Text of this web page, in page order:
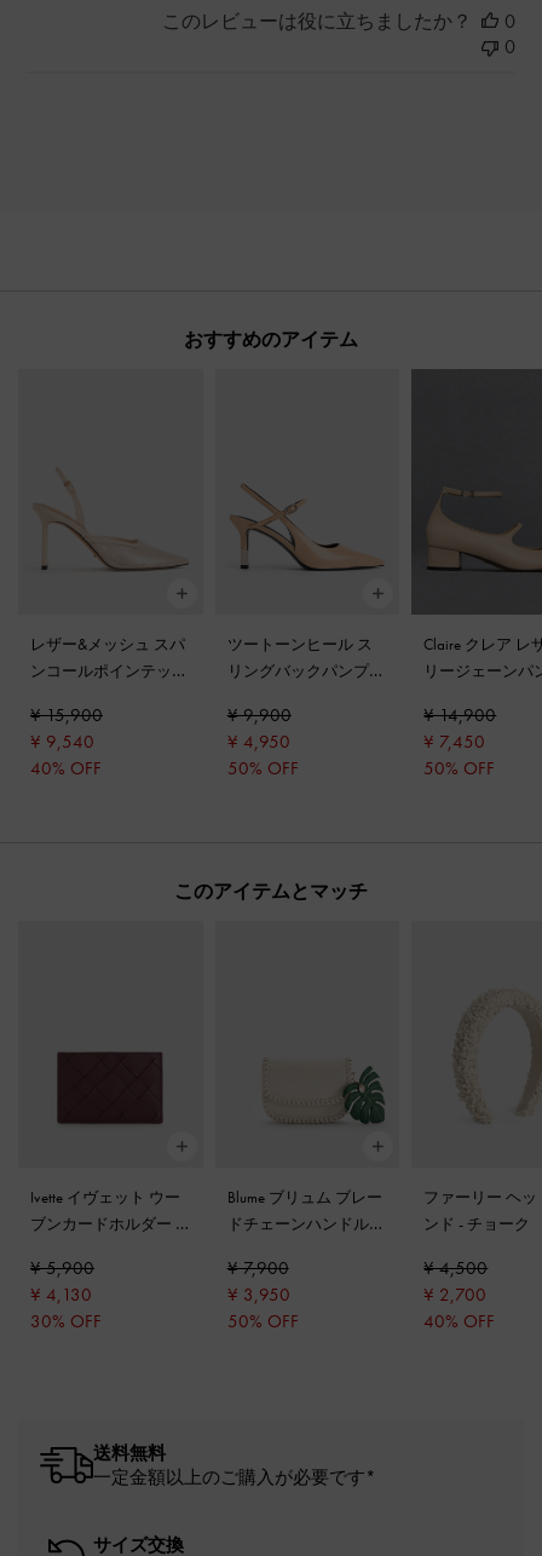
このレビューは役に立ちましたか？
0
0
おすすめのアイテム
レザー&メッシュ スパ
ンコールポインテッド
ンプス -ヌード
¥ 15,900
¥ 9,540
40% OFF
ツートーンヒール ス
リングバックパンプス
¥ 9,900
¥ 4,950
50% OFF
Claire クレア レ
リージェーンパ
¥ 14,900
¥ 7,450
50% OFF
このアイテムとマッチ
Ivette イヴェット ウー
ブンカードホルダー -
¥ 5,900
¥ 4,130
30% OFF
Blume ブリュム ブレー
ドチェーンハンドルウ
¥ 7,900
¥ 3,950
50% OFF
ファーリー ヘッ
ンド- チョーク
¥ 4,500
¥ 2,700
40% OFF
送料無料
一定金額以上のご購入が必要です*
サイズ交換